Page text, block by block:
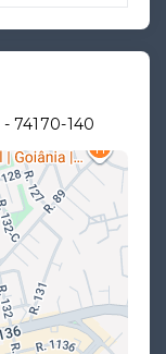
- 74170-140